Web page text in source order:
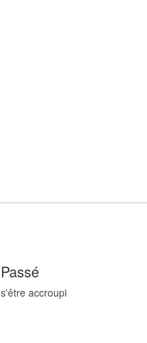
Passé
s'être accroupi